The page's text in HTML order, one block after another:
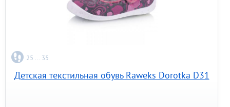
25 ... 35
Детская текстильная обувь Raweks Dorotka D31